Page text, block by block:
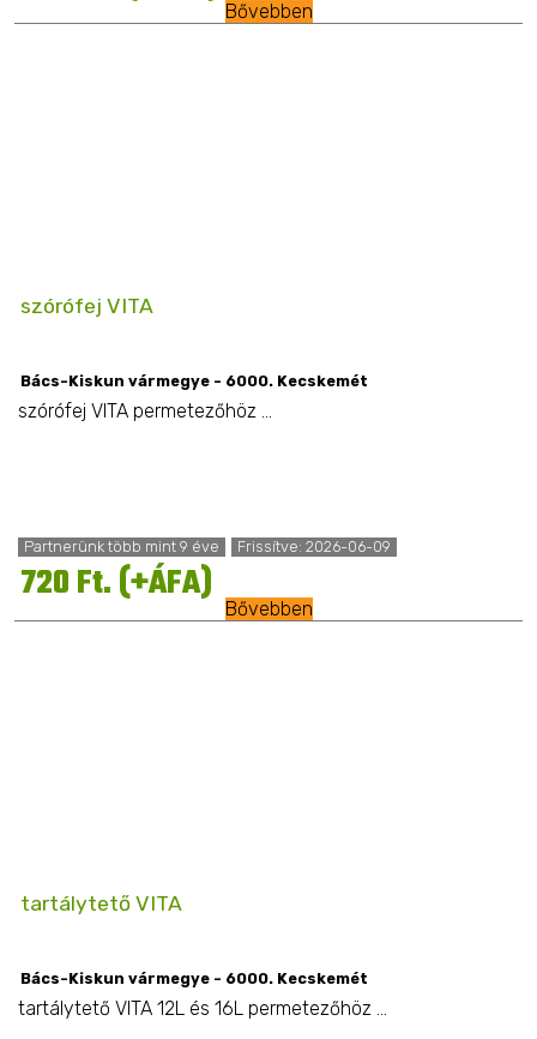
Bővebben
szórófej VITA
Bács-Kiskun vármegye - 6000. Kecskemét
szórófej VITA permetezőhöz ...
Partnerünk több mint 9 éve Frissítve: 2026-06-09
720 Ft. (+ÁFA) Bővebben
tartálytető VITA
Bács-Kiskun vármegye - 6000. Kecskemét
tartálytető VITA 12L és 16L permetezőhöz ...